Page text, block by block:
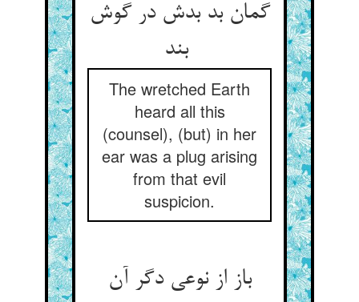
گمان بد بدش در گوش
بند
The wretched Earth
heard all this
(counsel), (but) in her
ear was a plug arising
from that evil
suspicion.
باز از نوعی دگر آن